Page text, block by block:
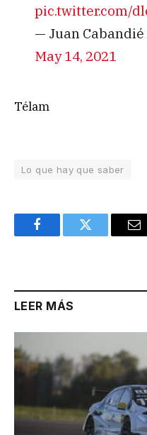
pic.twitter.com/
— Juan
May 14, 2021
Télam
Lo que hay que saber
FacebookTwitter
LEER MÁS